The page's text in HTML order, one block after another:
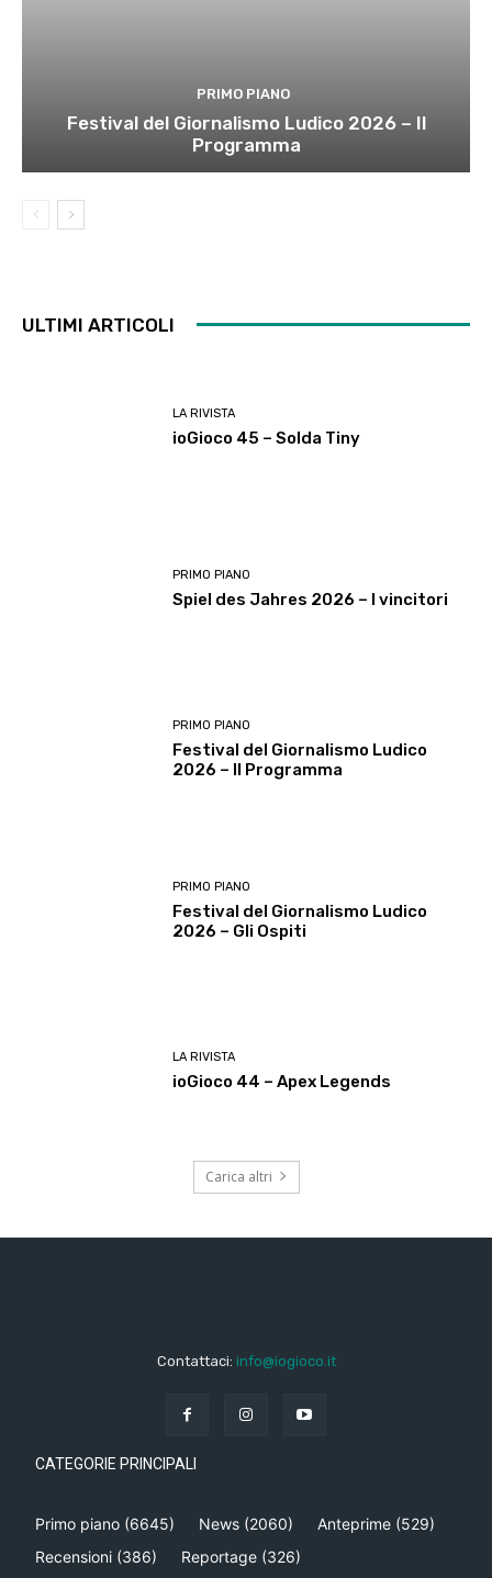
PRIMO PIANO
Festival del Giornalismo Ludico 2026 – Il
Programma
ULTIMI ARTICOLI
LA RIVISTA
ioGioco 45 – Solda Tiny
PRIMO PIANO
Spiel des Jahres 2026 – I vincitori
PRIMO PIANO
Festival del Giornalismo Ludico
2026 – Il Programma
PRIMO PIANO
Festival del Giornalismo Ludico
2026 – Gli Ospiti
LA RIVISTA
ioGioco 44 – Apex Legends
Carica altri
Contattaci: info@iogioco.it
CATEGORIE PRINCIPALI
Primo piano (6645) News (2060) Anteprime (529)
Recensioni (386) Reportage (326)